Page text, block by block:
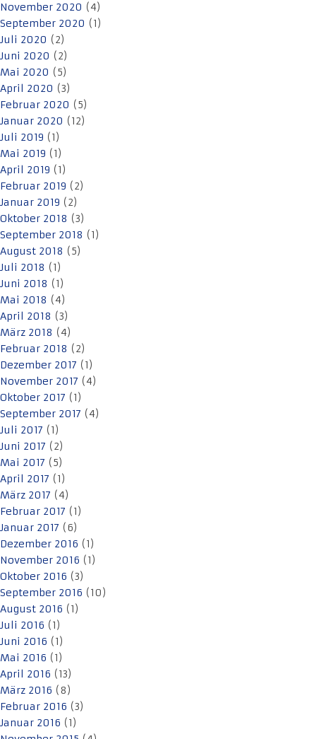
November 2020 (4)
September 2020 (1)
Juli 2020 (2)
Juni 2020 (2)
Mai 2020 (5)
April 2020 (3)
Februar 2020 (5)
Januar 2020 (12)
Juli 2019 (1)
Mai 2019 (1)
April 2019 (1)
Februar 2019 (2)
Januar 2019 (2)
Oktober 2018 (3)
September 2018 (1)
August 2018 (5)
Juli 2018 (1)
Juni 2018 (1)
Mai 2018 (4)
April 2018 (3)
März 2018 (4)
Februar 2018 (2)
Dezember 2017 (1)
November 2017 (4)
Oktober 2017 (1)
September 2017 (4)
Juli 2017 (1)
Juni 2017 (2)
Mai 2017 (5)
April 2017 (1)
März 2017 (4)
Februar 2017 (1)
Januar 2017 (6)
Dezember 2016 (1)
November 2016 (1)
Oktober 2016 (3)
September 2016 (10)
August 2016 (1)
Juli 2016 (1)
Juni 2016 (1)
Mai 2016 (1)
April 2016 (13)
März 2016 (8)
Februar 2016 (3)
Januar 2016 (1)